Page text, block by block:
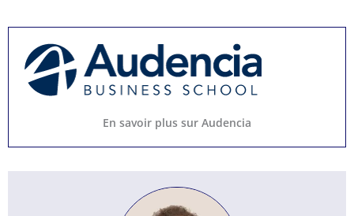
En savoir plus sur Audencia